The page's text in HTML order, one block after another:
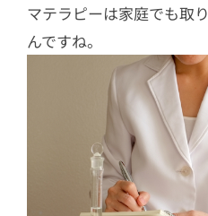
マテラピーは家庭でも取
んですね。